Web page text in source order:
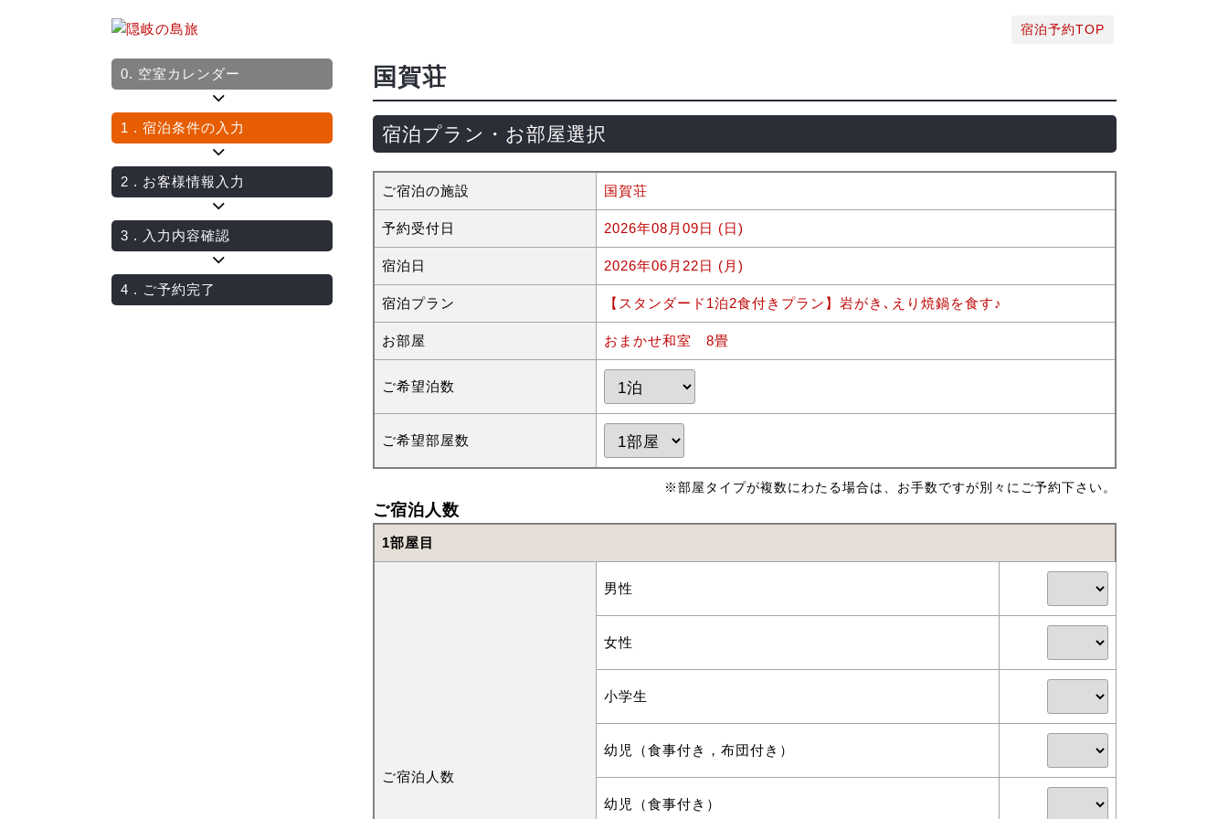
宿泊予約TOP
0. 空室カレンダー
1 . 宿泊条件の入力
2 . お客様情報入力
3 . 入力内容確認
4 . ご予約完了
国賀荘
宿泊プラン・お部屋選択
ご宿泊の施設 国賀荘
予約受付日 2026年08月09日 (日)
宿泊日 2026年06月22日 (月)
宿泊プラン 【スタンダード1泊2食付きプラン】岩がき､えり焼鍋を食す♪
お部屋 おまかせ和室 8畳
ご希望泊数
ご希望部屋数
※部屋タイプが複数にわたる場合は、お手数ですが別々にご予約下さい。
ご宿泊人数
1部屋目
ご宿泊人数
男性
女性
小学生
幼児（食事付き，布団付き）
幼児（食事付き）